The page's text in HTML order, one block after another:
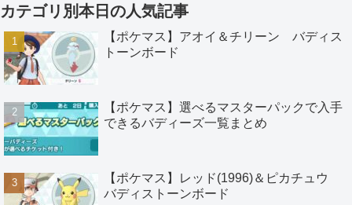
カテゴリ別本日の人気記事
【ポケマス】アオイ＆チリーン バディス
トーンボード
【ポケマス】選べるマスターパックで入手
できるバディーズ一覧まとめ
【ポケマス】レッド(1996)＆ピカチュウ
バディストーンボード